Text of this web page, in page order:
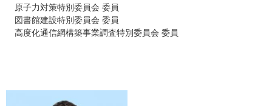
原子力対策特別委員会 委員
図書館建設特別委員会 委員
​ 高度化通信網構築事業調査特別委員会 委員